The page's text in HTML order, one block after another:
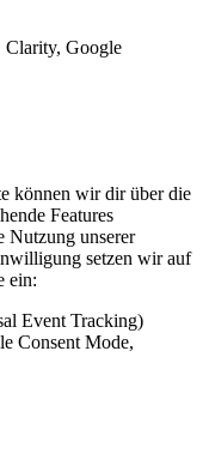
Clarity, Google
können wir dir über die
Features
Nutzung unserer
setzen wir auf
ein:
Event Tracking)
Consent Mode,